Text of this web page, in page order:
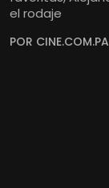
el rodaje
POR CINE.COM.PA